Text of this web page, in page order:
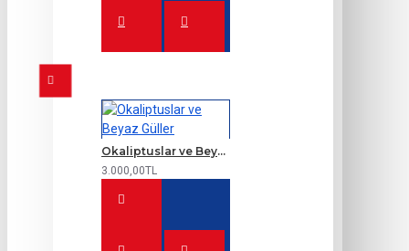
Okaliptuslar ve Beyaz Güller
3.000,00TL